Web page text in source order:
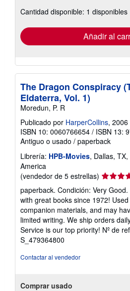
las
tarifas
envío
Cantidad disponible: 1 disponibles
Añadir al
The Dragon Conspiracy
Eldaterra, Vol. 1)
Moredun, P. R
Publicado por HarperCollins, 2006
ISBN 10: 0060766654 / ISBN 13:
Antiguo o usado / paperback
Librería: HPB-Movies, Dallas,
America
(vendedor de 5 estrellas)
5
de
5
estrellas
paperback. Condición: Very
with great books since 1972!
companion materials, and may
limited writing. We ship orders
Service is our top priority! Nº de
S_479364800
Contactar al vendedor
Comprar usado